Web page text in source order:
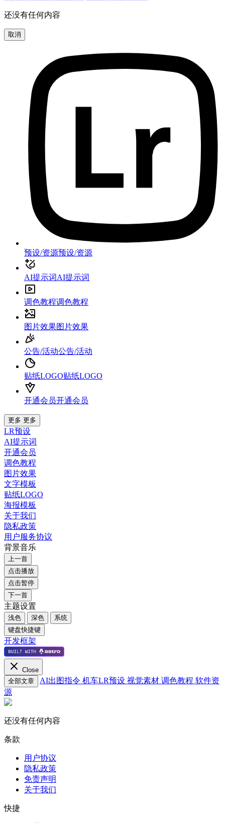
还没有任何内容
取消
预设/资源预设/资源
AI提示词AI提示词
调色教程调色教程
图片效果图片效果
公告/活动公告/活动
贴纸LOGO贴纸LOGO
开通会员开通会员
更多 更多
LR预设
AI提示词
开通会员
调色教程
图片效果
文字模板
贴纸LOGO
海报模板
关于我们
隐私政策
用户服务协议
背景音乐
上一首
点击播放
点击暂停
下一首
主题设置
浅色 深色
系统
键盘快捷键
开发框架
Close
全部文章
AI出图指令 机车LR预设 视觉素材 调色教程 软件资
源
还没有任何内容
条款
用户协议
隐私政策
免责声明
关于我们
快捷